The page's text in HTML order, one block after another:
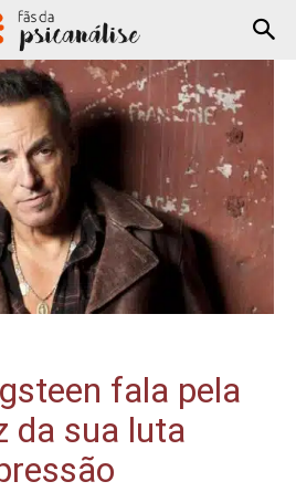
fala pela
da sua luta